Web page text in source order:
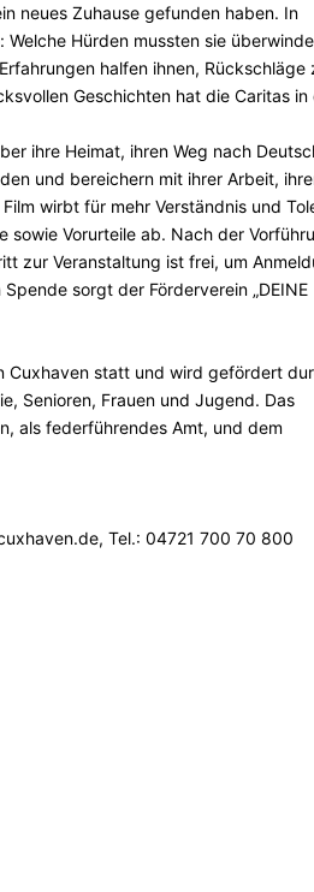
neues Zuhause gefunden haben. In
Hürden mussten sie
halfen ihnen, Rückschläge
Geschichten hat die Caritas in
ihre Heimat, ihren Weg nach
und bereichern mit ihrer Arbeit,
wirbt für mehr Verständnis und
Vorurteile ab. Nach der
zur Veranstaltung ist frei, um
sorgt der Förderverein „DEINE
Cuxhaven statt und wird gefördert
Senioren, Frauen und Jugend. Das
als federführendes Amt, und dem
Tel.: 04721 700 70 800